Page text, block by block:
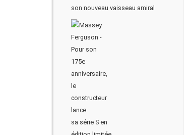
son nouveau vaisseau amiral